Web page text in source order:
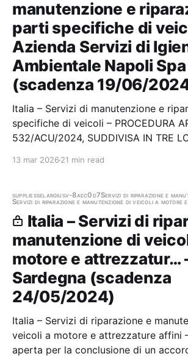
manutenzione e
parti specifiche di
Azienda Servizi di
Ambientale Napoli Spa
(scadenza 19/06/
Italia – Servizi di manutenzione e
specifiche di veicoli – PROCEDURA
532/ACU/2024, SUDDIVISA IN TRE
36/2023, AVENTE A OGGETTO…
13 mar 2026 21 min read
suppliesselargiusv-8aec0d7Servizi di riparazione e
Servizi di riparazione e manutenzione di veicoli a
Italia – Servizi di
manutenzione di
motore e attrezzatur…
Sardegna (scadenza
24/05/2024)
Italia – Servizi di riparazione e
veicoli a motore e attrezzature affini
aperta per la conclusione di un